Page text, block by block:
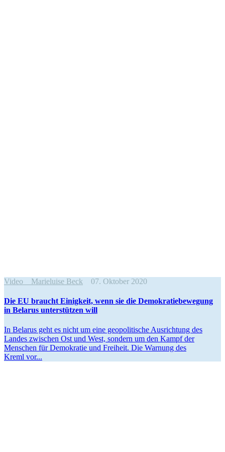
Video Marieluise Beck 07. Oktober 2020
Die EU braucht Einigkeit, wenn sie die Demokra­tie­be­wegung
in Belarus unter­stützen will
In Belarus geht es nicht um eine geopo­li­tische Ausrichtung des
Landes zwischen Ost und West, sondern um den Kampf der
Menschen für Demokratie und Freiheit. Die Warnung des
Kreml vor...